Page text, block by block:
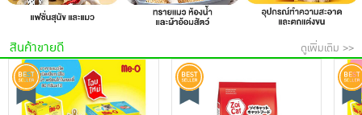
สินค้าขายดี ดูเพิ่มเติม >>